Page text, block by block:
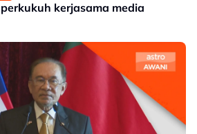
kerjasama media